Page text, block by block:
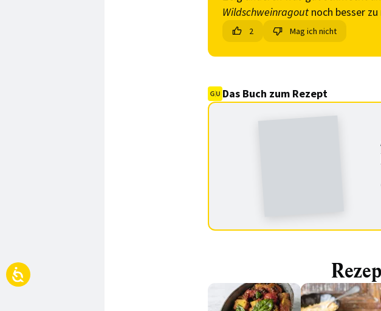
Wildschweinragout noch besser
2 Mag ich nicht
Das Buch zum Rezept